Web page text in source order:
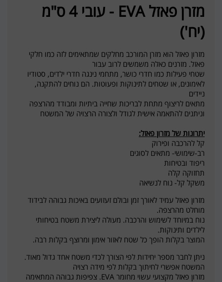
מזרן פאזל EVA - עובי 4 ס"מ
(יח')
מזרון פאזל הוא מזרן המורכב מחלקים שמתאימים לזה כמו חלקי
פאזל. מזרנים כאלה משמשים לרוב עבור
שטחי פעילות כמו חדרי כושר, מתחמי נינגה חדרי ילדים, סטודיו
לאימונים, או שטחים לתינוקות ופעוטות. הם נוחים להתקנה,
ניידים
מתאים לריצוף מתחת לבריכות שחייה ביתיות ומבודד מהרצפה
וניתנים להתאמה אישית לגודל ולצורה הרצויה של המשטח
יתרונות של מזרון פאזל:
קל להרכבה ופירוק
רב-שימושי- מתאים לסוגים
ריפוד ובטיחות
תחזוקה קלה
משקל קל- נוח לנשיאה
מזרון פאזל עמיד לאורך זמן ובולם זעזועים באיכות גבוהה לבידוד
מוחלט מהרצפה.
נוח במיוחד לשימוש והרכבה. מעולה ליצירת משטח בטיחותי
לילדים ותינוקות.
המוצר בקלות הופך כל שטח לאזור אימון ומרוצף בקלות רבה.
ניתן לחבר מספר יחידות לפי הצורך לכדי משטח אחד גדול מאוד.
המשטח אפשרי לחיתוך בקלות לפי מידה רצויה
מזרון פאזל מקצועי עשוי מחומר EVA. צפיפות גבוהה המתאימה